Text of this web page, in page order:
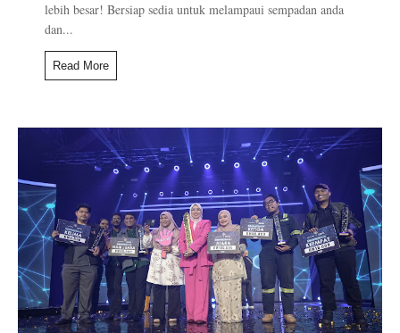
lebih besar! Bersiap sedia untuk melampaui sempadan anda
dan...
Read More